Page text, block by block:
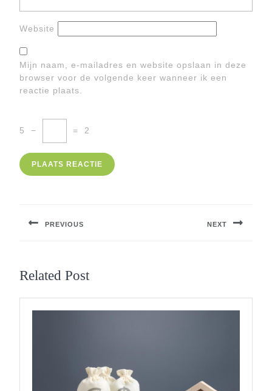
Website
Mijn naam, e-mailadres en website opslaan in deze
browser voor de volgende keer wanneer ik een
reactie plaats.
5 − = 2
PREVIOUS NEXT
Related Post